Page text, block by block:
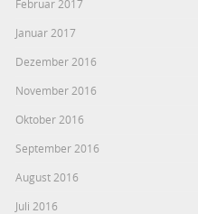
Februar 2017
Januar 2017
Dezember 2016
November 2016
Oktober 2016
September 2016
August 2016
Juli 2016